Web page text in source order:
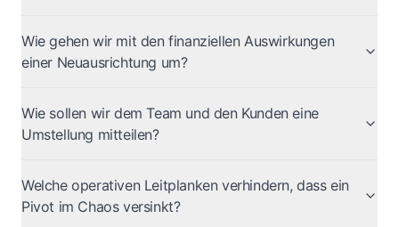
Wie gehen wir mit den finanziellen Auswirkungen
einer Neuausrichtung um?
Wie sollen wir dem Team und den Kunden eine
Umstellung mitteilen?
Welche operativen Leitplanken verhindern, dass ein
Pivot im Chaos versinkt?